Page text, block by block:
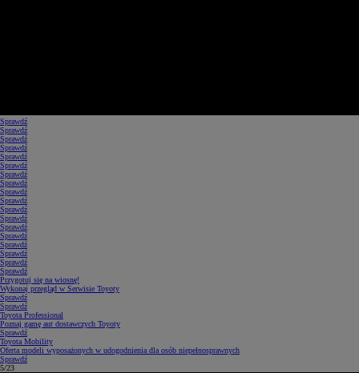
Sprawdź
Sprawdź
Sprawdź
Sprawdź
Sprawdź
Sprawdź
Sprawdź
Sprawdź
Sprawdź
Sprawdź
Sprawdź
Sprawdź
Sprawdź
Sprawdź
Sprawdź
Sprawdź
Sprawdź
Sprawdź
Przygotuj się na wiosnę!
Wykonaj przegląd w Serwisie Toyoty
Sprawdź
Sprawdź
Toyota Professional
Poznaj gamę aut dostawczych Toyoty
Sprawdź
Toyota Mobility
Oferta modeli wyposażonych w udogodnienia dla osób niepełnosprawnych
Sprawdź
5/23